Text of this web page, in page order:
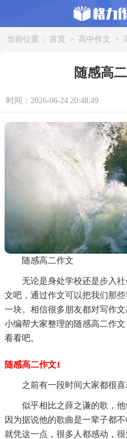
当前位置： 首页 > 高中作文 >
随感高
时间：2026-06-24 20:48:49
随感高二作文
无论是身处学校还是步入
文吧，通过作文可以把我们那
一块。相信很多朋友都对写作
小编帮大家整理的随感高二作
看看吧。
随感高二作文1
之前有一段时间大家都很喜
似乎相比之薛之谦的歌，他
因为据说他的歌曲是一辈子都
就凭这一点，很多人都感动，很